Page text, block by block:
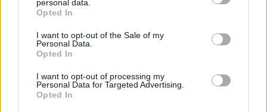
grant or deny consent to Google and its third-party tags to
use your data for below specified purposes in below Google
consent section.
personal data.
Opted In
I want to opt-out of the Sale of my
Personal Data.
Opted In
I want to opt-out of processing my
Personal Data for Targeted Advertising.
Opted In